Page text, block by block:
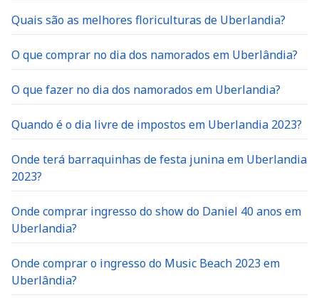
Quais são as melhores floriculturas de Uberlandia?
O que comprar no dia dos namorados em Uberlândia?
O que fazer no dia dos namorados em Uberlandia?
Quando é o dia livre de impostos em Uberlandia 2023?
Onde terá barraquinhas de festa junina em Uberlandia
2023?
Onde comprar ingresso do show do Daniel 40 anos em
Uberlandia?
Onde comprar o ingresso do Music Beach 2023 em
Uberlândia?